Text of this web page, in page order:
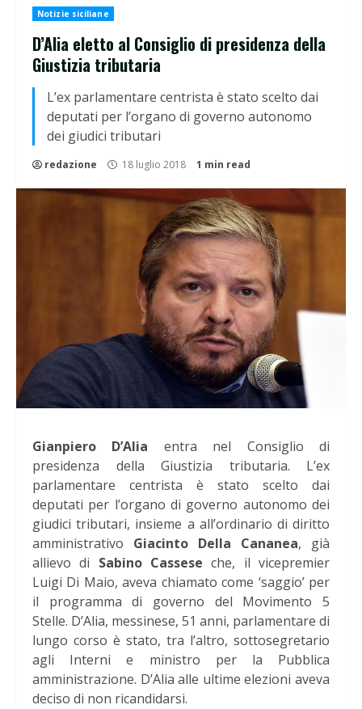
Notizie siciliane
D’Alia eletto al Consiglio di presidenza della
Giustizia tributaria
L’ex parlamentare centrista è stato scelto dai
deputati per l’organo di governo autonomo
dei giudici tributari
redazione 18 luglio 2018 1 min read
Gianpiero D’Alia entra nel Consiglio di
presidenza della Giustizia tributaria. L’ex
parlamentare centrista è stato scelto dai
deputati per l’organo di governo autonomo dei
giudici tributari, insieme a all’ordinario di diritto
amministrativo Giacinto Della Cananea, già
allievo di Sabino Cassese che, il vicepremier
Luigi Di Maio, aveva chiamato come ‘saggio’ per
il programma di governo del Movimento 5
Stelle. D’Alia, messinese, 51 anni, parlamentare di
lungo corso è stato, tra l’altro, sottosegretario
agli Interni e ministro per la Pubblica
amministrazione. D’Alia alle ultime elezioni aveva
deciso di non ricandidarsi.